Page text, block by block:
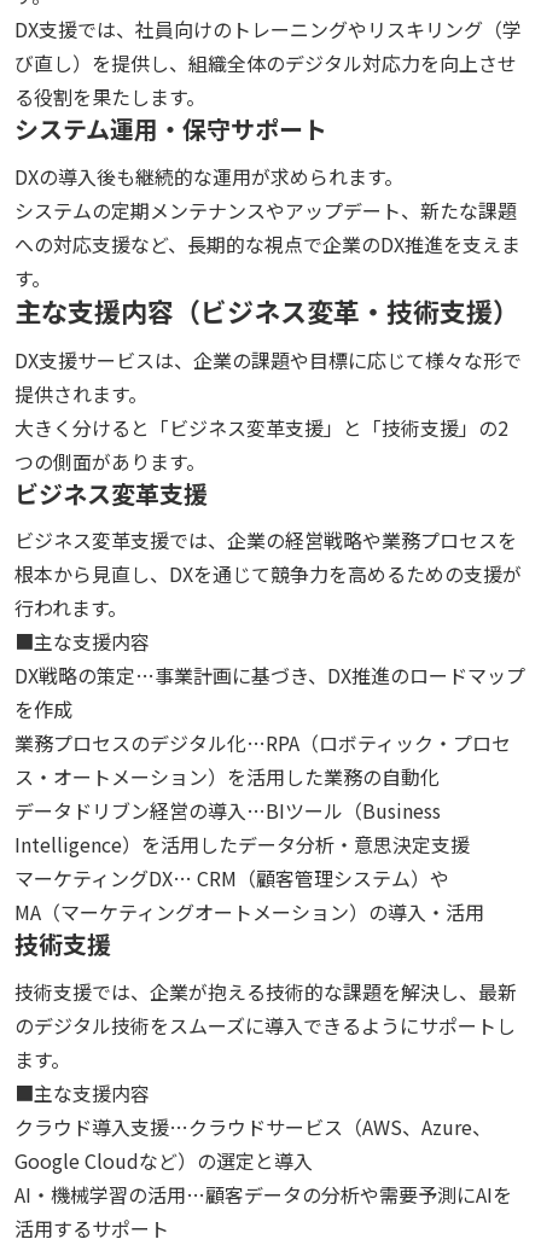
DX支援では、社員向けのトレーニングやリスキリング（学
び直し）を提供し、組織全体のデジタル対応力を向上させ
る役割を果たします。
システム運用・保守サポート
DXの導入後も継続的な運用が求められます。
システムの定期メンテナンスやアップデート、新たな課題
への対応支援など、長期的な視点で企業のDX推進を支えま
す。
主な支援内容（ビジネス変革・技術支援）
DX支援サービスは、企業の課題や目標に応じて様々な形で
提供されます。
大きく分けると「ビジネス変革支援」と「技術支援」の2
つの側面があります。
ビジネス変革支援
ビジネス変革支援では、企業の経営戦略や業務プロセスを
根本から見直し、DXを通じて競争力を高めるための支援が
行われます。
■主な支援内容
DX戦略の策定…事業計画に基づき、DX推進のロードマップ
を作成
業務プロセスのデジタル化…RPA（ロボティック・プロセ
ス・オートメーション）を活用した業務の自動化
データドリブン経営の導入…BIツール（Business
Intelligence）を活用したデータ分析・意思決定支援
マーケティングDX… CRM（顧客管理システム）や
MA（マーケティングオートメーション）の導入・活用
技術支援
技術支援では、企業が抱える技術的な課題を解決し、最新
のデジタル技術をスムーズに導入できるようにサポートし
ます。
■主な支援内容
クラウド導入支援…クラウドサービス（AWS、Azure、
Google Cloudなど）の選定と導入
AI・機械学習の活用…顧客データの分析や需要予測にAIを
活用するサポート